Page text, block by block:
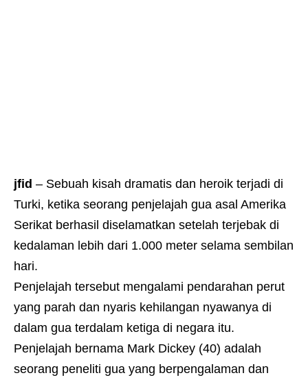
jfid – Sebuah kisah dramatis dan heroik terjadi di
Turki, ketika seorang penjelajah gua asal Amerika
Serikat berhasil diselamatkan setelah terjebak di
kedalaman lebih dari 1.000 meter selama sembilan
hari.
Penjelajah tersebut mengalami pendarahan perut
yang parah dan nyaris kehilangan nyawanya di
dalam gua terdalam ketiga di negara itu.
Penjelajah bernama Mark Dickey (40) adalah
seorang peneliti gua yang berpengalaman dan